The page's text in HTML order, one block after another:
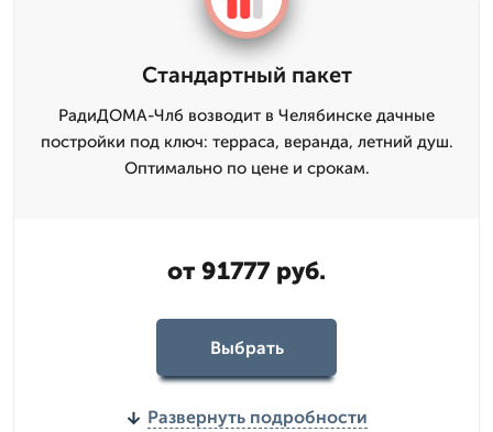
Стандартный пакет
РадиДОМА-Члб возводит в Челябинске дачные
постройки под ключ: терраса, веранда, летний душ.
Оптимально по цене и срокам.
от 91777 руб.
Выбрать
Развернуть подробности